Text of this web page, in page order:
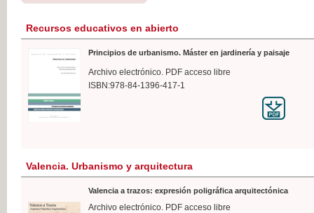
Recursos educativos en abierto
Principios de urbanismo. Máster en jardinería y paisaje
Archivo electrónico. PDF acceso libre
ISBN:978-84-1396-417-1
Valencia. Urbanismo y arquitectura
Valencia a trazos: expresión poligráfica arquitectónica
Archivo electrónico. PDF acceso libre